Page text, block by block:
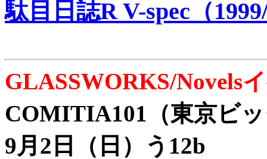
駄目日誌R V-spec（
GLASSWORKS/Novels
COMITIA101（東京ビ
9月2日（日）う12b